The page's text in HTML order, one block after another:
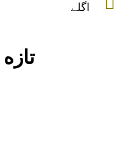
اگلے